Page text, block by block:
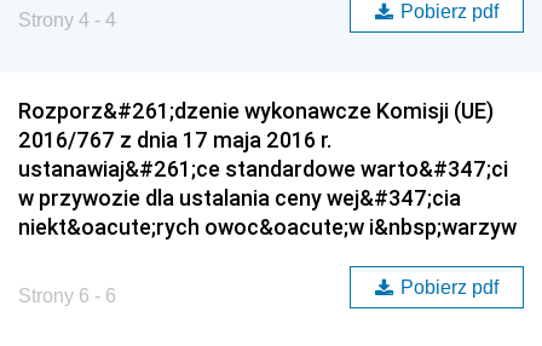
Strony 4 - 4 Pobierz pdf
Rozporz&#261;dzenie wykonawcze Komisji (UE)
2016/767 z dnia 17 maja 2016 r.
ustanawiaj&#261;ce standardowe warto&#347;ci
w przywozie dla ustalania ceny wej&#347;cia
niekt&oacute;rych owoc&oacute;w i&nbsp;warzyw
Strony 6 - 6 Pobierz pdf